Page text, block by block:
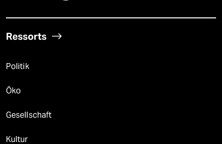
Ressorts
Politik
Öko
Gesellschaft
Kultur